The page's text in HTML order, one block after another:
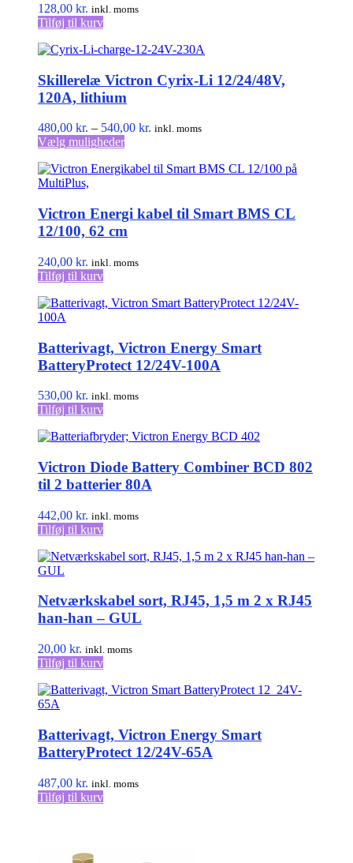
128,00 kr. inkl. moms
Tilføj til kurv
Skillerelæ Victron Cyrix-Li 12/24/48V,
120A, lithium
480,00 kr. – 540,00 kr. Prisinterval:
540,00 kr.
inkl. moms
Vælg mulighederDette
har
Mulighederne
kan
vælges
varesiden
Victron Energi kabel til Smart BMS CL
12/100, 62 cm
240,00 kr. inkl. moms
Tilføj til kurv
Batterivagt, Victron Energy Smart
BatteryProtect 12/24V-100A
530,00 kr. inkl. moms
Tilføj til kurv
Victron Diode Battery Combiner BCD 802
til 2 batterier 80A
442,00 kr. inkl. moms
Tilføj til kurv
Netværkskabel sort, RJ45, 1,5 m 2 x RJ45
han-han – GUL
20,00 kr. inkl. moms
Tilføj til kurv
Batterivagt, Victron Energy Smart
BatteryProtect 12/24V-65A
487,00 kr. inkl. moms
Tilføj til kurv